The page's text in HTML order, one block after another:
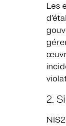
Les
2.